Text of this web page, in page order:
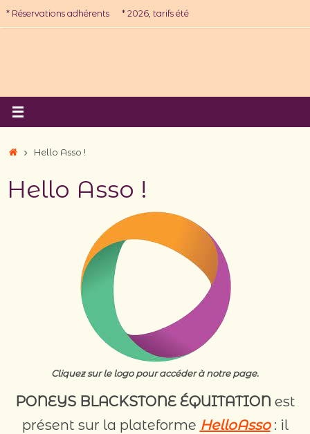
Passer
au
* Réservations adhérents * 2026, tarifs été
Accueil
Hello Asso !
Hello Asso !
Cliquez sur le logo pour accéder à notre page.
PONEYS BLACKSTONE ÉQUITATION est
présent sur la plateforme HelloAsso: il